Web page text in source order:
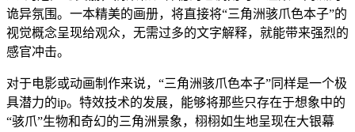
诡异氛围。一本精美的画册，将直接将“三角洲骇爪色本子”的
视觉概念呈现给观众，无需过多的文字解释，就能带来强烈的
感官冲击。
对于电影或动画制作来说，“三角洲骇爪色本子”同样是一个极
具潜力的ip。特效技术的发展，能够将那些只存在于想象中的
“骇爪”生物和奇幻的三角洲景象，栩栩如生地呈现在大银幕